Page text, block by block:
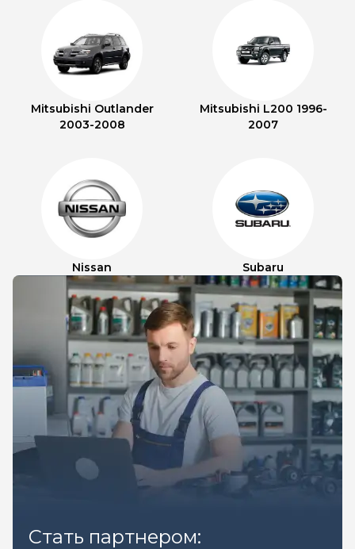
Mitsubishi Outlander
2003-2008
Mitsubishi L200 1996-
2007
Nissan Subaru
Стать партнером: